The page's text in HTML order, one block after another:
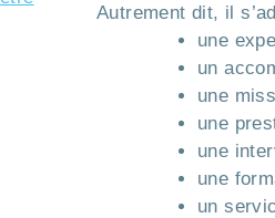
Autrement dit, il
une
un
une
une
une
une
un